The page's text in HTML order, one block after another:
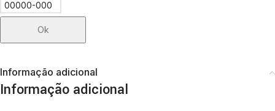
Ok
Informação adicional
Informação adicional